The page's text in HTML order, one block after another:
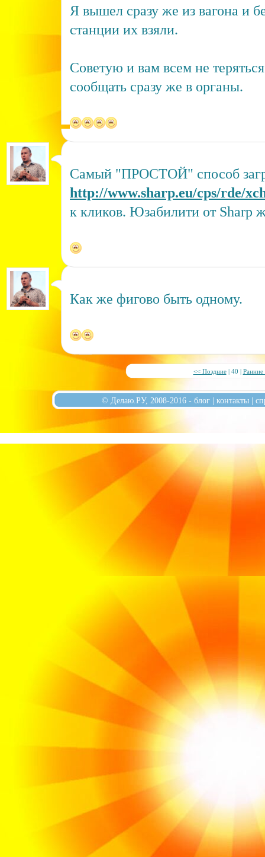
Я вышел сразу же из вагона и
станции их взяли.
Советую и вам всем не
сообщать сразу же в органы.
Самый "ПРОСТОЙ" способ
http://www.sharp.eu/cps/rde/
к кликов. Юзабилити от Sharp
Как же фигово быть одному.
<< Поздние| 40 | Ранние
© Делаю.РУ, 2008-2016 - блог | контакты |